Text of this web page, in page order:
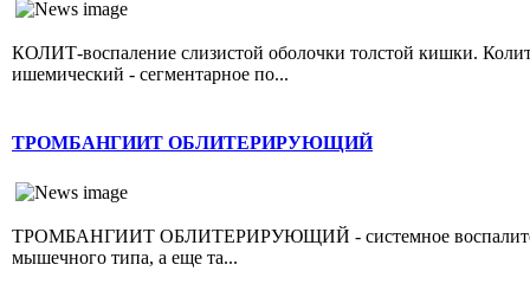
КОЛИТ-воспаление слизистой оболочки толстой кишки.
ишемический - сегментарное по...
ТРОМБАНГИИТ ОБЛИТЕРИРУЮЩИЙ
ТРОМБАНГИИТ ОБЛИТЕРИРУЮЩИЙ - системное
мышечного типа, а еще та...